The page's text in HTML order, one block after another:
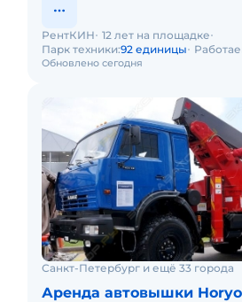
Обновлено сегодня
РентКИН 12 лет на площадке
Парк техники:92 единицы
Санкт-Петербург и ещё 33 города
Аренда автовышки